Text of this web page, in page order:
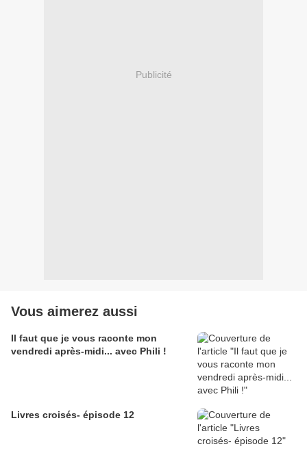
Publicité
Vous aimerez aussi
Il faut que je vous raconte mon
vendredi après-midi... avec Phili !
Livres croisés- épisode 12